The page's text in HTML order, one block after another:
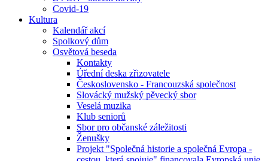
Covid-19
Kultura
Kalendář akcí
Spolkový dům
Osvětová beseda
Kontakty
Úřední deska zřizovatele
Československo - Francouzská společnost
Slovácký mužský pěvecký sbor
Veselá muzika
Klub seniorů
Sbor pro občanské záležitosti
Ženušky
Projekt "Společná historie a společná Evropa -